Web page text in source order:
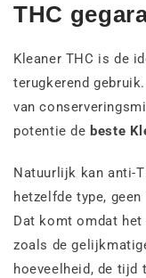
THC
Kleaner THC is de
terugkerend
van
potentie de beste
Natuurlijk kan anti-
hetzelfde type,
Dat komt omdat het
zoals de
hoeveelheid, de tijd